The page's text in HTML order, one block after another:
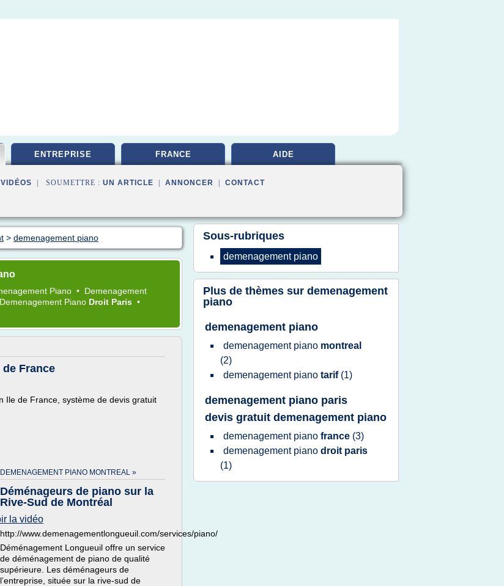
ENTREPRISE FRANCE AIDE
| SOUMETTRE : UN ARTICLE ANNONCER CONTACT
> demenagement piano
Piano • Demenagement
Demenagement Piano Droit Paris •
France
Ile de France, système de devis gratuit
DEMENAGEMENT PIANO MONTREAL »
Déménageurs de piano sur la
Rive-Sud de Montréal
la vidéo
http://www.demenagementlongueuil.com/services/piano/
Déménagement Longueuil offre un service
de déménagement de piano de qualité
supérieure. Les déménageurs de
l’entreprise, située sur la rive-sud de
Sous-rubriques
demenagement piano
Plus de thèmes sur demenagement
piano
demenagement piano
demenagement piano montreal
(2)
demenagement piano tarif (1)
demenagement piano paris
devis gratuit demenagement piano
demenagement piano france (3)
demenagement piano droit paris
(1)